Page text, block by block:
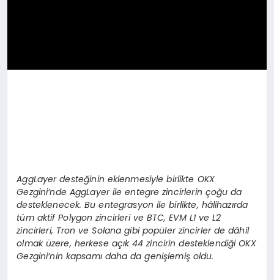
AggLayer desteğinin eklenmesiyle birlikte OKX
Gezgini’nde AggLayer ile entegre zincirlerin çoğu da
desteklenecek. Bu entegrasyon ile birlikte, hâlihazırda
tüm aktif Polygon zincirleri ve BTC, EVM L1 ve L2
zincirleri, Tron ve Solana gibi popüler zincirler de dâhil
olmak üzere, herkese açık 44 zincirin desteklendiği OKX
Gezgini’nin kapsamı daha da genişlemiş oldu.